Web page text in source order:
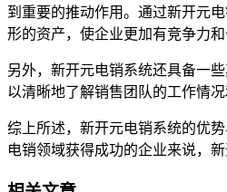
到重要的推动作用。通过新开元
形的资产，使企业更加有竞争力和
另外，新开元电销系统还具备一
以清晰地了解销售团队的工作情
综上所述，新开元电销系统的优
电销领域获得成功的企业来说，